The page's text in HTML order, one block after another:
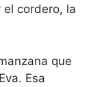
cordero, la
que
Esa